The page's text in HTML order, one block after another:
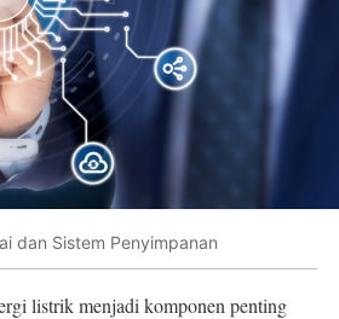
dan Sistem Penyimpanan
listrik menjadi komponen penting